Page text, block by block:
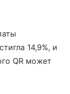
14,9%, и
QR может